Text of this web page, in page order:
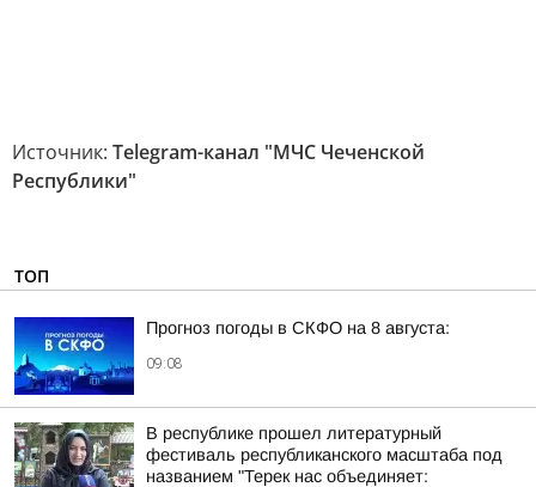
Источник: Telegram-канал "МЧС Чеченской
Республики"
ТОП
Прогноз погоды в СКФО на 8 августа:
09:08
В республике прошел литературный
фестиваль республиканского масштаба под
названием "Терек нас объединяет: